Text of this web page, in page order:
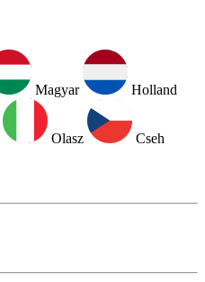
Magyar Holland
Olasz Cseh